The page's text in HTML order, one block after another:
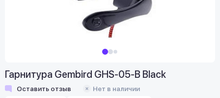
Гарнитура Gembird GHS-05-B Black
Оставить отзыв Нет в наличии